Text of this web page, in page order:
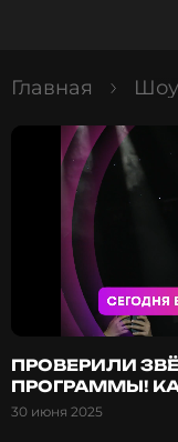
Главная Шоу
ПРОВЕРИЛИ
ПРОГРАММЫ!
ВЫПУСКНОЙ?
30 июня 2025